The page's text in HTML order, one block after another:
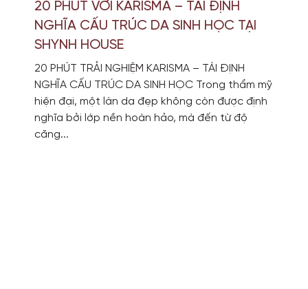
20 PHÚT VỚI KARISMA – TÁI ĐỊNH
NGHĨA CẤU TRÚC DA SINH HỌC TẠI
SHYNH HOUSE
20 PHÚT TRẢI NGHIỆM KARISMA – TÁI ĐỊNH
NGHĨA CẤU TRÚC DA SINH HỌC Trong thẩm mỹ
hiện đại, một làn da đẹp không còn được định
nghĩa bởi lớp nền hoàn hảo, mà đến từ độ
căng...